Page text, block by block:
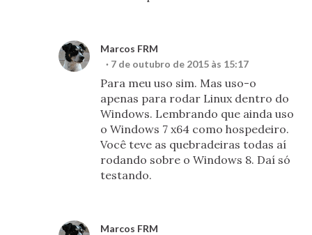
Marcos FRM
7 de outubro de 2015 às 15:17
Para meu uso sim. Mas uso-o
apenas para rodar Linux dentro do
Windows. Lembrando que ainda uso
o Windows 7 x64 como hospedeiro.
Você teve as quebradeiras todas aí
rodando sobre o Windows 8. Daí só
testando.
Marcos FRM